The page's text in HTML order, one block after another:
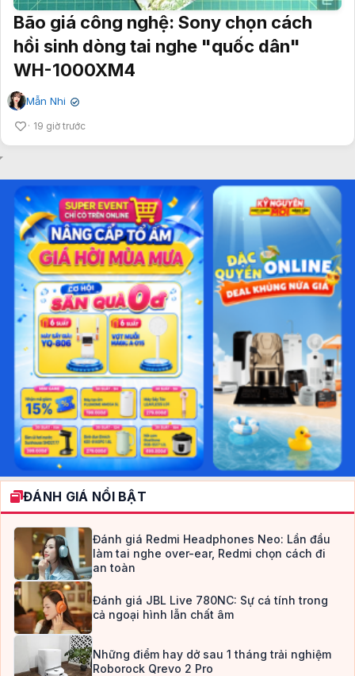
Bão giá công nghệ: Sony chọn cách
hồi sinh dòng tai nghe "quốc dân"
WH-1000XM4
Mẫn Nhi ✔
19 giờ trước
ĐÁNH GIÁ NỔI BẬT
Đánh giá Redmi Headphones Neo: Lần đầu
làm tai nghe over-ear, Redmi chọn cách đi
an toàn
Đánh giá JBL Live 780NC: Sự cá tính trong
cả ngoại hình lẫn chất âm
Những điểm hay dở sau 1 tháng trải nghiệm
Roborock Qrevo 2 Pro